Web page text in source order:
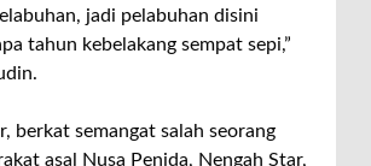
jadi pelabuhan disini
tahun kebelakang sempat sepi,”
berkat semangat salah seorang
asal Nusa Penida, Nengah Star,